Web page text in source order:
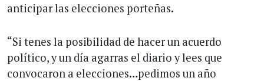
anticipar las elecciones porteñas.
“Si tenes la posibilidad de hacer un acuerdo
político, y un día agarras el diario y lees que
convocaron a elecciones…pedimos un año